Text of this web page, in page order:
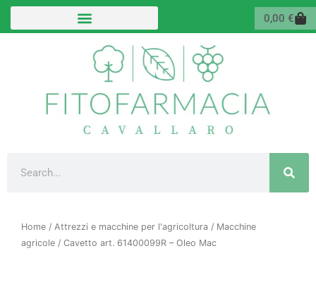
Vai
0,00 €
Home / Attrezzi e macchine per l'agricoltura / Macchine
agricole / Cavetto art. 61400099R – Oleo Mac